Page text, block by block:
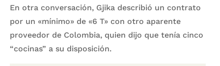
En otra conversación, Gjika describió un contrato
por un «mínimo» de «6 T» con otro aparente
proveedor de Colombia, quien dijo que tenía cinco
“cocinas” a su disposición.